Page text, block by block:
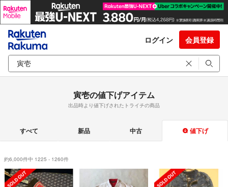
ログイン 会員登録
寅壱の値下げアイテム
出品時より値下げされたトライチの商品
すべて 新品 中古 値下げ
約6,000件中 1225 - 1260件